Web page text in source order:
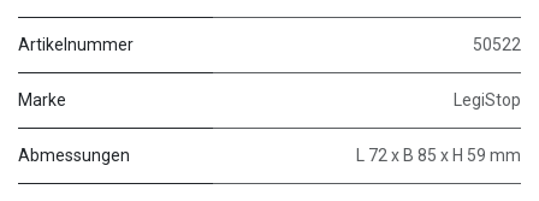
Artikelnummer 50522
Marke LegiStop
Abmessungen L 72 x B 85 x H 59 mm